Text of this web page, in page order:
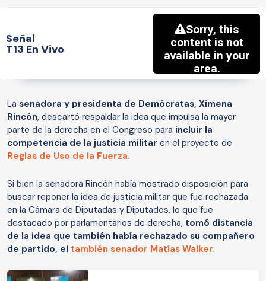
Señal
T13 En Vivo
La senadora y presidenta de Demócratas, Ximena
Rincón, descartó respaldar la idea que impulsa la mayor
parte de la derecha en el Congreso para incluir la
competencia de la justicia militar en el proyecto de
Reglas de Uso de la Fuerza.
Si bien la senadora Rincón había mostrado disposición para
buscar reponer la idea de justicia militar que fue rechazada
en la Cámara de Diputadas y Diputados, lo que fue
destacado por parlamentarios de derecha, tomó distancia
de la idea que también había rechazado su compañero
de partido, el también senador Matías Walker.